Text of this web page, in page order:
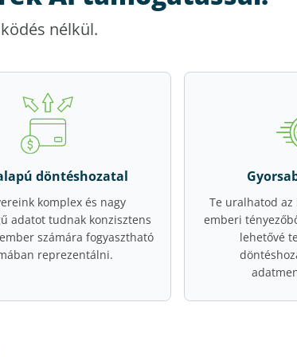
nélkül.
döntéshozatal
komplex és nagy
adatot tudnak konzisztens
számára fogyasztható
reprezentálni.
Te uralhatod az
emberi
lehetővé